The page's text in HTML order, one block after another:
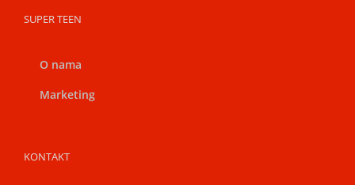
SUPER TEEN
O nama
Marketing
KONTAKT